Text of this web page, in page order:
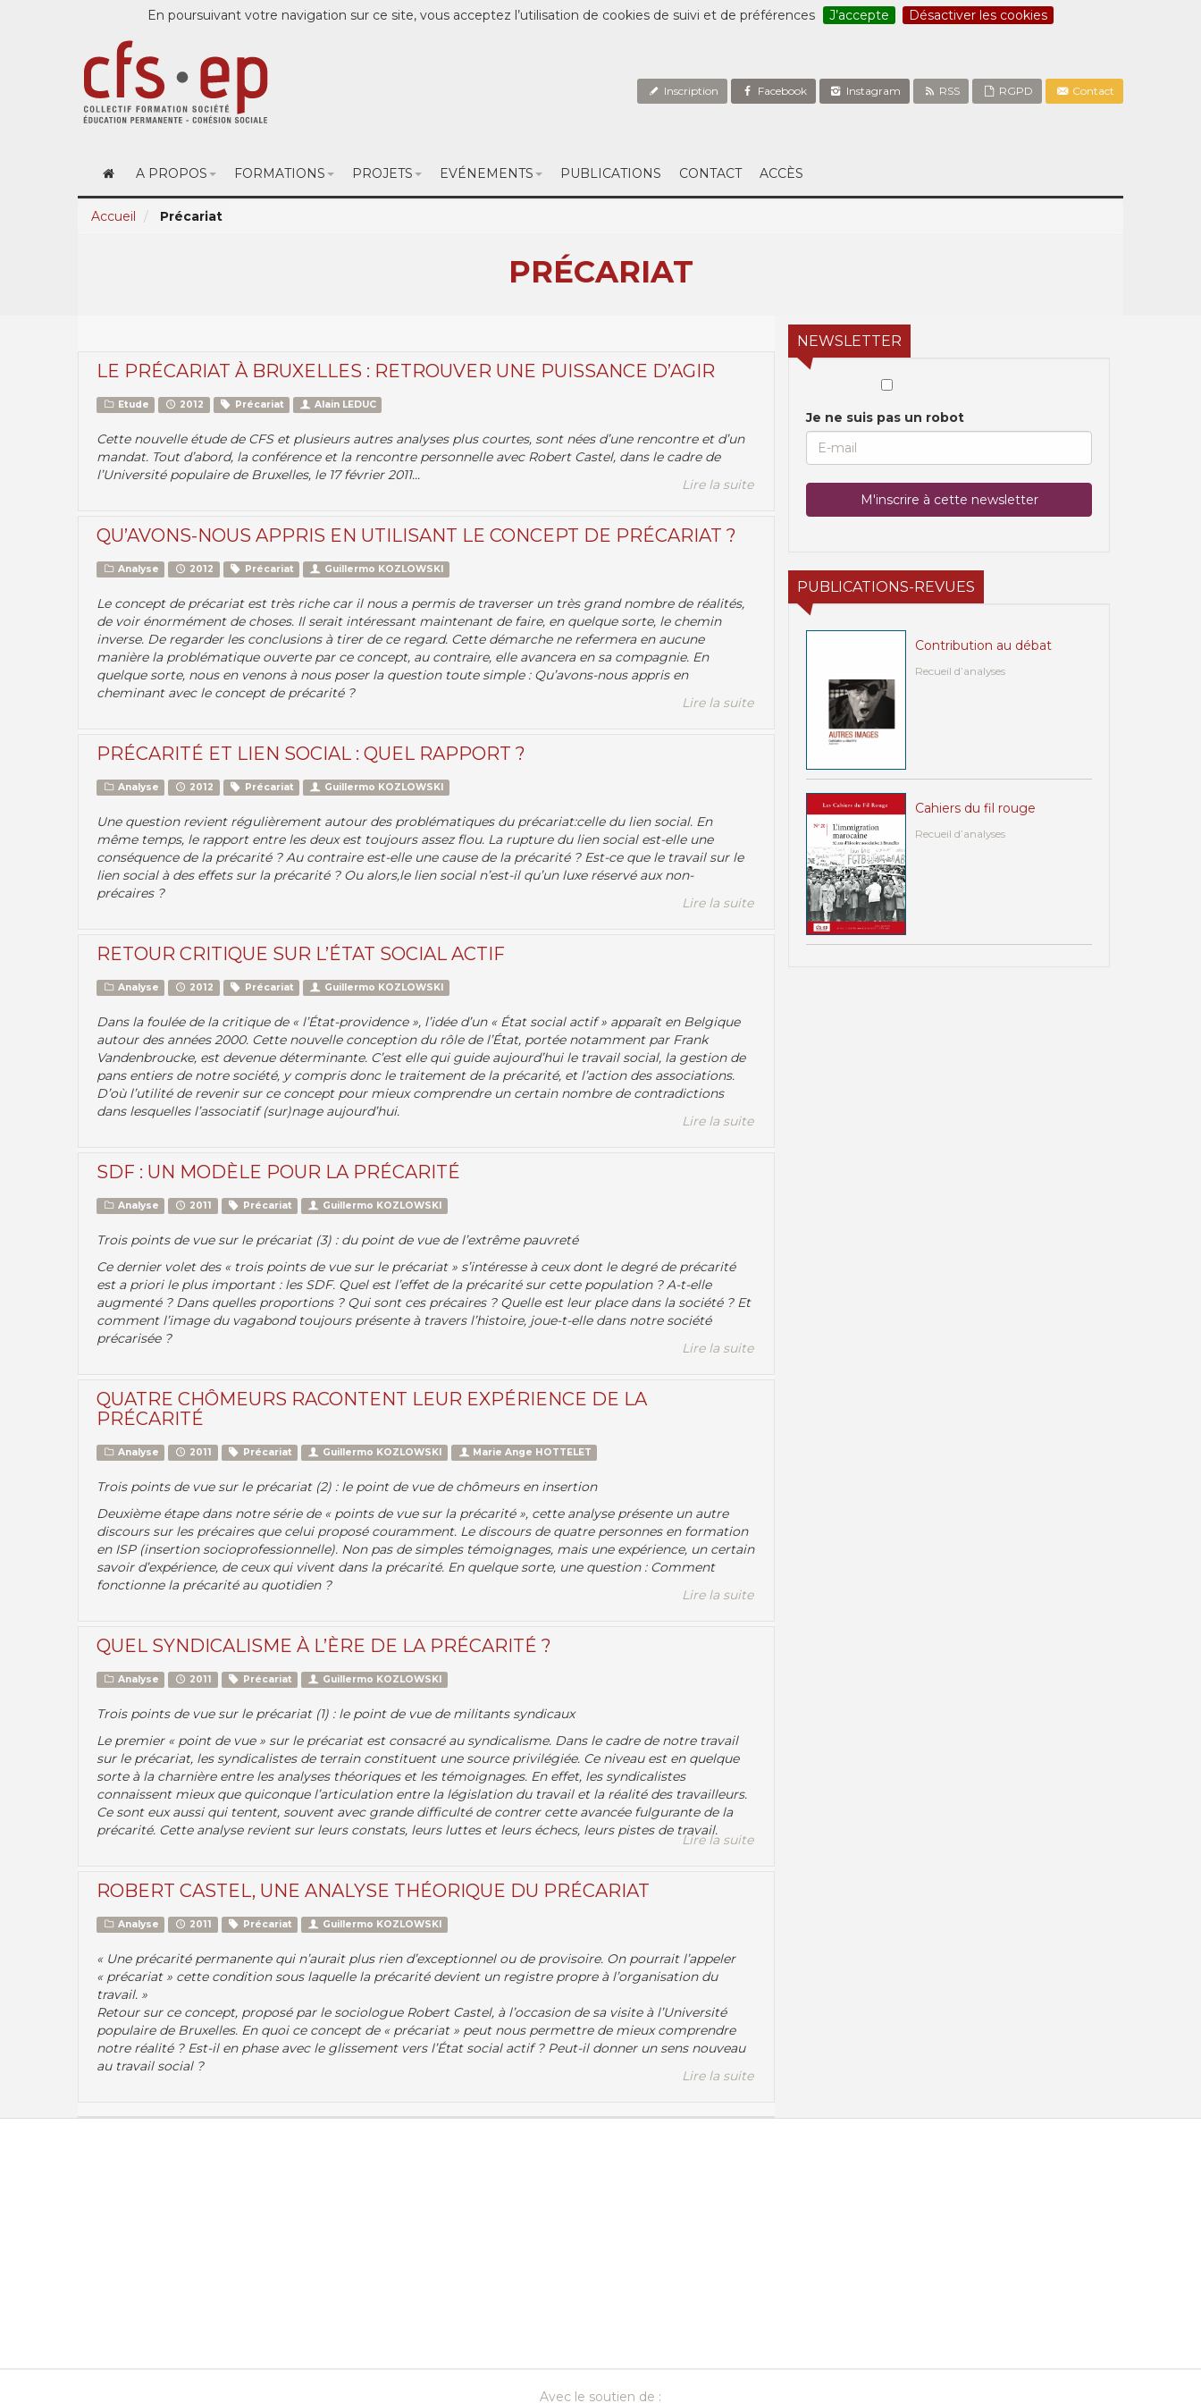
En poursuivant votre navigation sur ce site, vous acceptez l’utilisation de cookies de suivi et de préférences J’accepte Désactiver les cookies
Inscription Facebook Instagram RSS RGPD Contact
A PROPOS FORMATIONS PROJETS EVÉNEMENTS PUBLICATIONS CONTACT ACCÈS
Accueil Précariat
PRÉCARIAT
LE PRÉCARIAT À BRUXELLES : RETROUVER UNE PUISSANCE D’AGIR
Etude 2012 Précariat Alain LEDUC
Cette nouvelle étude de CFS et plusieurs autres analyses plus courtes, sont nées d’une rencontre et d’un
mandat. Tout d’abord, la conférence et la rencontre personnelle avec Robert Castel, dans le cadre de
l’Université populaire de Bruxelles, le 17 février 2011...
Lire la suite
QU’AVONS-NOUS APPRIS EN UTILISANT LE CONCEPT DE PRÉCARIAT ?
Analyse 2012 Précariat Guillermo KOZLOWSKI
Le concept de précariat est très riche car il nous a permis de traverser un très grand nombre de réalités,
de voir énormément de choses. Il serait intéressant maintenant de faire, en quelque sorte, le chemin
inverse. De regarder les conclusions à tirer de ce regard. Cette démarche ne refermera en aucune
manière la problématique ouverte par ce concept, au contraire, elle avancera en sa compagnie. En
quelque sorte, nous en venons à nous poser la question toute simple : Qu’avons-nous appris en
cheminant avec le concept de précarité ?
Lire la suite
PRÉCARITÉ ET LIEN SOCIAL : QUEL RAPPORT ?
Analyse 2012 Précariat Guillermo KOZLOWSKI
Une question revient régulièrement autour des problématiques du précariat:celle du lien social. En
même temps, le rapport entre les deux est toujours assez flou. La rupture du lien social est-elle une
conséquence de la précarité ? Au contraire est-elle une cause de la précarité ? Est-ce que le travail sur le
lien social à des effets sur la précarité ? Ou alors,le lien social n’est-il qu’un luxe réservé aux non-
précaires ?
Lire la suite
RETOUR CRITIQUE SUR L’ÉTAT SOCIAL ACTIF
Analyse 2012 Précariat Guillermo KOZLOWSKI
Dans la foulée de la critique de « l’État-providence », l’idée d’un « État social actif » apparaît en Belgique
autour des années 2000. Cette nouvelle conception du rôle de l’État, portée notamment par Frank
Vandenbroucke, est devenue déterminante. C’est elle qui guide aujourd’hui le travail social, la gestion de
pans entiers de notre société, y compris donc le traitement de la précarité, et l’action des associations.
D’où l’utilité de revenir sur ce concept pour mieux comprendre un certain nombre de contradictions
dans lesquelles l’associatif (sur)nage aujourd’hui.
Lire la suite
SDF : UN MODÈLE POUR LA PRÉCARITÉ
Analyse 2011 Précariat Guillermo KOZLOWSKI
Trois points de vue sur le précariat (3) : du point de vue de l’extrême pauvreté
Ce dernier volet des « trois points de vue sur le précariat » s’intéresse à ceux dont le degré de précarité
est a priori le plus important : les SDF. Quel est l’effet de la précarité sur cette population ? A-t-elle
augmenté ? Dans quelles proportions ? Qui sont ces précaires ? Quelle est leur place dans la société ? Et
comment l’image du vagabond toujours présente à travers l’histoire, joue-t-elle dans notre société
précarisée ?
Lire la suite
QUATRE CHÔMEURS RACONTENT LEUR EXPÉRIENCE DE LA
PRÉCARITÉ
Analyse 2011 Précariat Guillermo KOZLOWSKI Marie Ange HOTTELET
Trois points de vue sur le précariat (2) : le point de vue de chômeurs en insertion
Deuxième étape dans notre série de « points de vue sur la précarité », cette analyse présente un autre
discours sur les précaires que celui proposé couramment. Le discours de quatre personnes en formation
en ISP (insertion socioprofessionnelle). Non pas de simples témoignages, mais une expérience, un certain
savoir d’expérience, de ceux qui vivent dans la précarité. En quelque sorte, une question : Comment
fonctionne la précarité au quotidien ?
Lire la suite
QUEL SYNDICALISME À L’ÈRE DE LA PRÉCARITÉ ?
Analyse 2011 Précariat Guillermo KOZLOWSKI
Trois points de vue sur le précariat (1) : le point de vue de militants syndicaux
Le premier « point de vue » sur le précariat est consacré au syndicalisme. Dans le cadre de notre travail
sur le précariat, les syndicalistes de terrain constituent une source privilégiée. Ce niveau est en quelque
sorte à la charnière entre les analyses théoriques et les témoignages. En effet, les syndicalistes
connaissent mieux que quiconque l’articulation entre la législation du travail et la réalité des travailleurs.
Ce sont eux aussi qui tentent, souvent avec grande difficulté de contrer cette avancée fulgurante de la
précarité. Cette analyse revient sur leurs constats, leurs luttes et leurs échecs, leurs pistes de travail.
Lire la suite
ROBERT CASTEL, UNE ANALYSE THÉORIQUE DU PRÉCARIAT
Analyse 2011 Précariat Guillermo KOZLOWSKI
« Une précarité permanente qui n’aurait plus rien d’exceptionnel ou de provisoire. On pourrait l’appeler
« précariat » cette condition sous laquelle la précarité devient un registre propre à l’organisation du
travail. »
Retour sur ce concept, proposé par le sociologue Robert Castel, à l’occasion de sa visite à l’Université
populaire de Bruxelles. En quoi ce concept de « précariat » peut nous permettre de mieux comprendre
notre réalité ? Est-il en phase avec le glissement vers l’État social actif ? Peut-il donner un sens nouveau
au travail social ?
Lire la suite
NEWSLETTER
Je ne suis pas un robot
PUBLICATIONS-REVUES
Contribution au débat
Recueil d’analyses
Cahiers du fil rouge
Recueil d’analyses
Avec le soutien de :